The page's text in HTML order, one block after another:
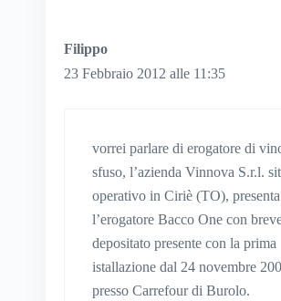
Filippo
23 Febbraio 2012 alle 11:35
vorrei parlare di erogatore di
sfuso, l’azienda Vinnova S.r.l.
operativo in Ciriè (TO), presenta
l’erogatore Bacco One con
depositato presente con la prima
istallazione dal 24 novembre
presso Carrefour di Burolo.